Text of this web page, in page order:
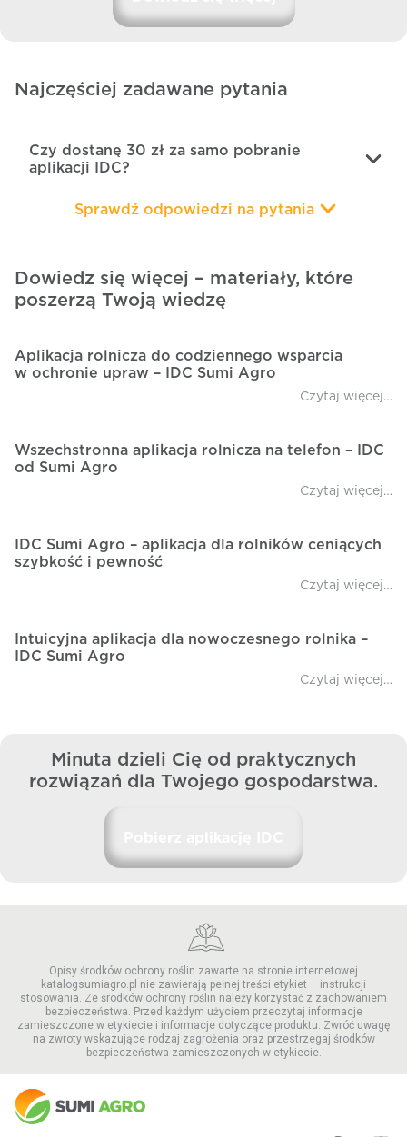
Najczęściej zadawane pytania
Czy dostanę 30 zł za samo pobranie
aplikacji IDC?
Gdzie znajdę kod?
Gdzie wpisać kod?
„Hajsiwo powraca”?
Czy kod można wykorzystać więcej niż raz?
Do kiedy trwa akcja?
Czy aplikacja jest płatna?
Jak pobrać aplikację IDC?
Czy muszę zakładać konto, żeby korzystać
Co daje mi zalogowanie się do aplikacji?
Jak działa czat ARek?
Gdzie mogę kupić produkty prezentowane
Czy aplikacja działa offline?
Czy aplikacja działa na każdym telefonie?
Jak często aktualizowane są informacje
Jak mogę wykorzystać aplikację IDC
Dowiedz się więcej – materiały, które
poszerzą Twoją wiedzę
Aplikacja rolnicza do codziennego wsparcia
w ochronie upraw – IDC Sumi Agro
Wszechstronna aplikacja rolnicza na telefon – IDC
od Sumi Agro
IDC Sumi Agro – aplikacja dla rolników ceniących
szybkość i pewność
Intuicyjna aplikacja dla nowoczesnego rolnika –
IDC Sumi Agro
Minuta dzieli Cię od praktycznych
rozwiązań dla Twojego gospodarstwa.
Opisy środków ochrony roślin zawarte na stronie internetowej
katalogsumiagro.pl nie zawierają pełnej treści etykiet – instrukcji
stosowania. Ze środków ochrony roślin należy korzystać z zachowaniem
bezpieczeństwa. Przed każdym użyciem przeczytaj informacje
zamieszczone w etykiecie i informacje dotyczące produktu. Zwróć uwagę
na zwroty wskazujące rodzaj zagrożenia oraz przestrzegaj środków
bezpieczeństwa zamieszczonych w etykiecie.